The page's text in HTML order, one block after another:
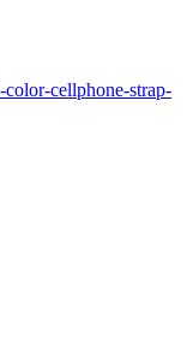
cellphone-strap-